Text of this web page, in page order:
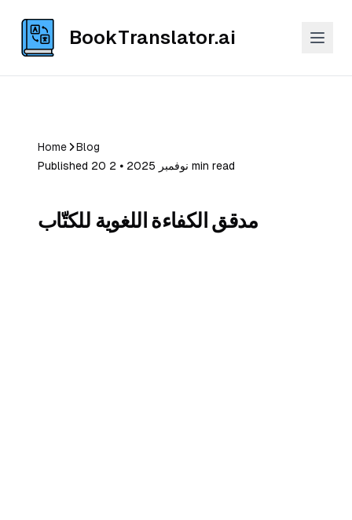
BookTranslator.ai
Home
Blog
Published 20 نوفمبر 2025 ⦁ 2 min read
مدقق الكفاءة اللغوية للكتّاب